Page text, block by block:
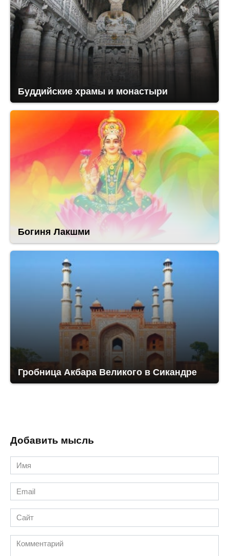
Буддийские храмы и монастыри
Богиня Лакшми
Гробница Акбара Великого в Сикандре
Добавить мысль
Имя
*
Email
*
Сайт
Комментарий